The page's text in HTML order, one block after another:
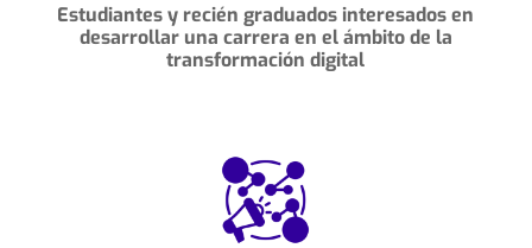
Estudiantes y recién graduados interesadosen
desarrollar una carrera en el ámbitode la
transformación digital